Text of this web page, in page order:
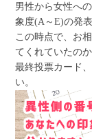
男性から女性へ
象度(A～E)の発
この時点で、お
てくれていたの
最終投票カード
い。